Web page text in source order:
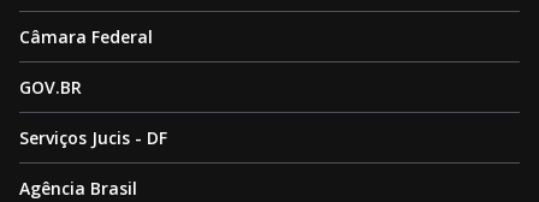
Câmara Federal
GOV.BR
Serviços Jucis - DF
Agência Brasil